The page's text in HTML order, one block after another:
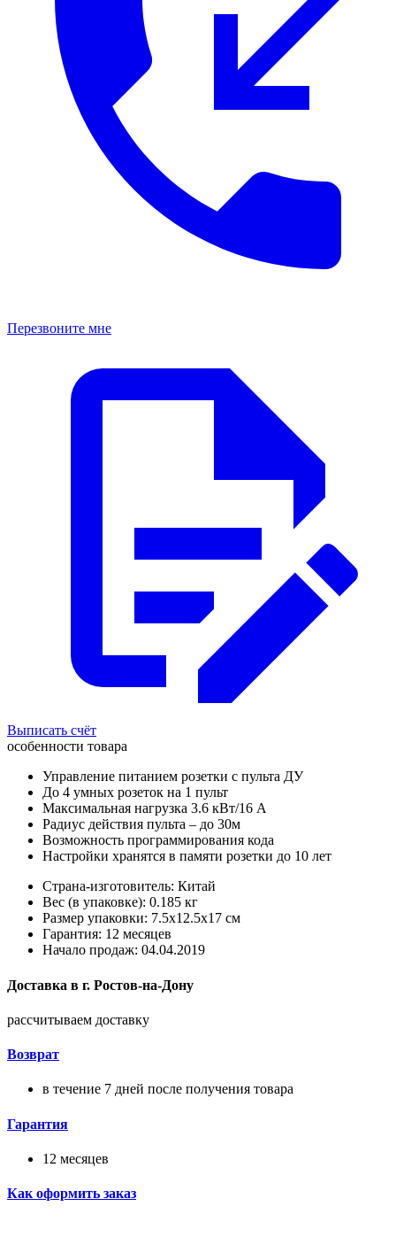
Перезвоните мне
Выписать счёт
особенности товара
Управление питанием розетки с пульта ДУ
До 4 умных розеток на 1 пульт
Максимальная нагрузка 3.6 кВт/16 А
Радиус действия пульта – до 30м
Возможность программирования кода
Настройки хранятся в памяти розетки до 10 лет
Страна-изготовитель: Китай
Вес (в упаковке): 0.185 кг
Размер упаковки: 7.5x12.5x17 см
Гарантия: 12 месяцев
Начало продаж: 04.04.2019
Доставка в г. Ростов-на-Дону
рассчитываем доставку
Возврат
в течение 7 дней после получения товара
Гарантия
12 месяцев
Как оформить заказ